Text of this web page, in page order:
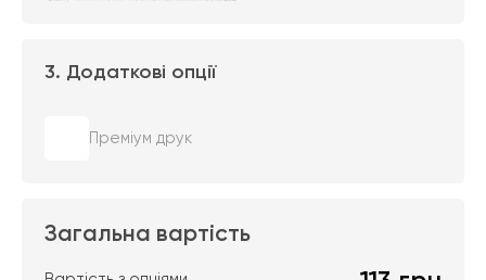
3. Додаткові опції
Преміум друк
Загальна вартість